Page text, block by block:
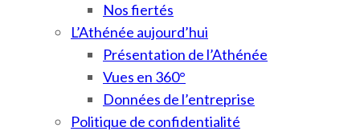
Nos fiertés
L’Athénée aujourd’hui
Présentation de l’Athénée
Vues en 360°
Données de l’entreprise
Politique de confidentialité